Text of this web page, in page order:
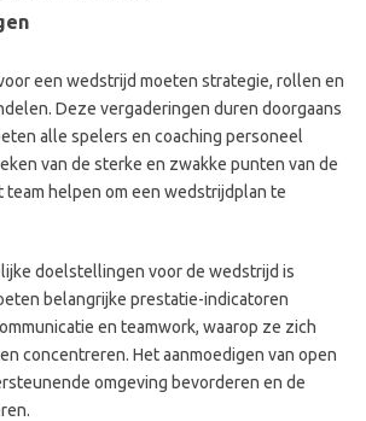
een wedstrijd moeten strategie, rollen en
Deze vergaderingen duren doorgaans
alle spelers en coaching personeel
van de sterke en zwakke punten van de
helpen om een wedstrijdplan te
doelstellingen voor de wedstrijd is
belangrijke prestatie-indicatoren
en teamwork, waarop ze zich
concentreren. Het aanmoedigen van open
omgeving bevorderen en de